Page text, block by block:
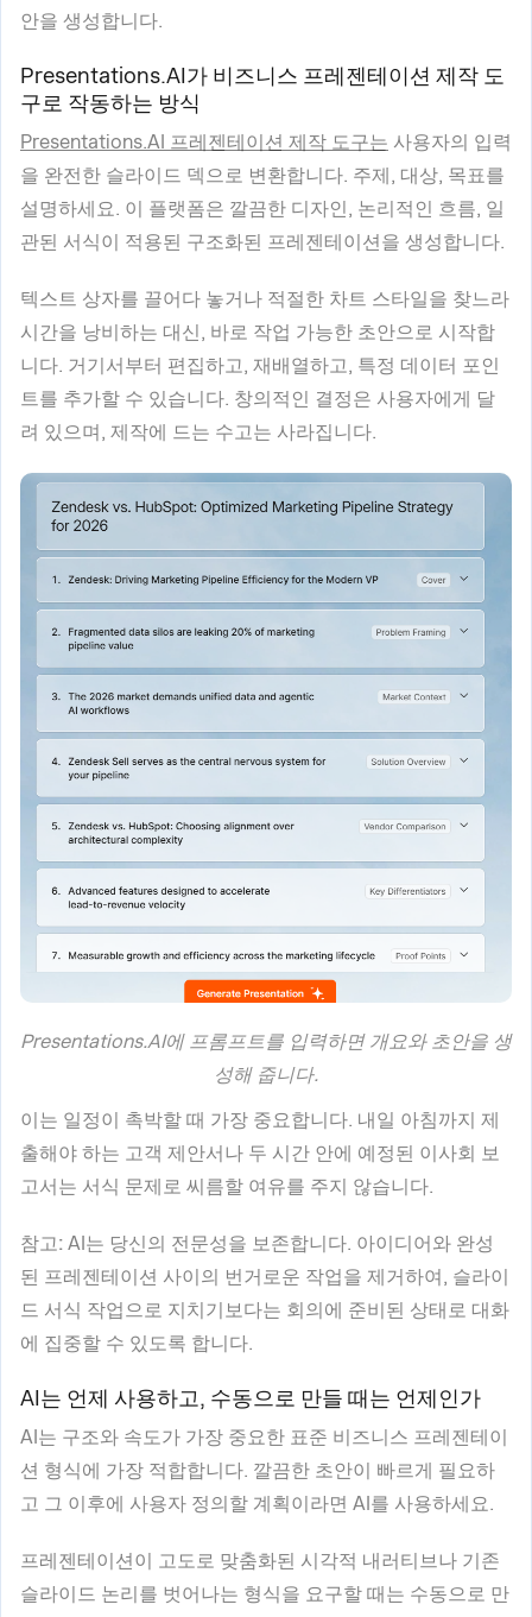
안을 생성합니다.
Presentations.AI가 비즈니스 프레젠테이션 제작 도
구로 작동하는 방식
Presentations.AI 프레젠테이션 제작 도구는 사용자의 입력
을 완전한 슬라이드 덱으로 변환합니다. 주제, 대상, 목표를
설명하세요. 이 플랫폼은 깔끔한 디자인, 논리적인 흐름, 일
관된 서식이 적용된 구조화된 프레젠테이션을 생성합니다.
텍스트 상자를 끌어다 놓거나 적절한 차트 스타일을 찾느라
시간을 낭비하는 대신, 바로 작업 가능한 초안으로 시작합
니다. 거기서부터 편집하고, 재배열하고, 특정 데이터 포인
트를 추가할 수 있습니다. 창의적인 결정은 사용자에게 달
려 있으며, 제작에 드는 수고는 사라집니다.
Presentations.AI에 프롬프트를 입력하면 개요와 초안을 생
성해 줍니다.
이는 일정이 촉박할 때 가장 중요합니다. 내일 아침까지 제
출해야 하는 고객 제안서나 두 시간 안에 예정된 이사회 보
고서는 서식 문제로 씨름할 여유를 주지 않습니다.
참고: AI는 당신의 전문성을 보존합니다. 아이디어와 완성
된 프레젠테이션 사이의 번거로운 작업을 제거하여, 슬라이
드 서식 작업으로 지치기보다는 회의에 준비된 상태로 대화
에 집중할 수 있도록 합니다.
AI는 언제 사용하고, 수동으로 만들 때는 언제인가
AI는 구조와 속도가 가장 중요한 표준 비즈니스 프레젠테이
션 형식에 가장 적합합니다. 깔끔한 초안이 빠르게 필요하
고 그 이후에 사용자 정의할 계획이라면 AI를 사용하세요.
프레젠테이션이 고도로 맞춤화된 시각적 내러티브나 기존
슬라이드 논리를 벗어나는 형식을 요구할 때는 수동으로 만